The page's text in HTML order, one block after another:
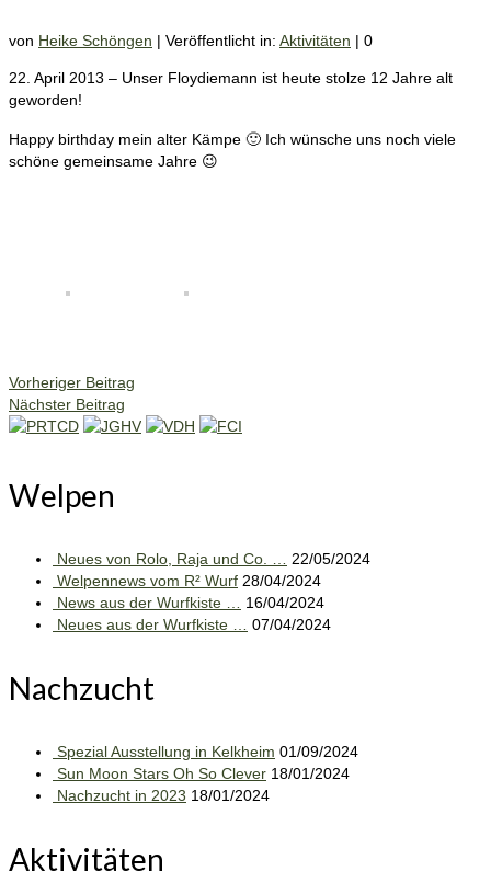
von Heike Schöngen | Veröffentlicht in: Aktivitäten | 0
22. April 2013 – Unser Floydiemann ist heute stolze 12 Jahre alt
geworden!
Happy birthday mein alter Kämpe 🙂 Ich wünsche uns noch viele
schöne gemeinsame Jahre 😉
Vorheriger Beitrag
Nächster Beitrag
Welpen
Neues von Rolo, Raja und Co. …
22/05/2024
Welpennews vom R² Wurf 28/04/2024
News aus der Wurfkiste …
16/04/2024
Neues aus der Wurfkiste …
07/04/2024
Nachzucht
Spezial Ausstellung in Kelkheim 01/09/2024
Sun Moon Stars Oh So Clever 18/01/2024
Nachzucht in 2023 18/01/2024
Aktivitäten